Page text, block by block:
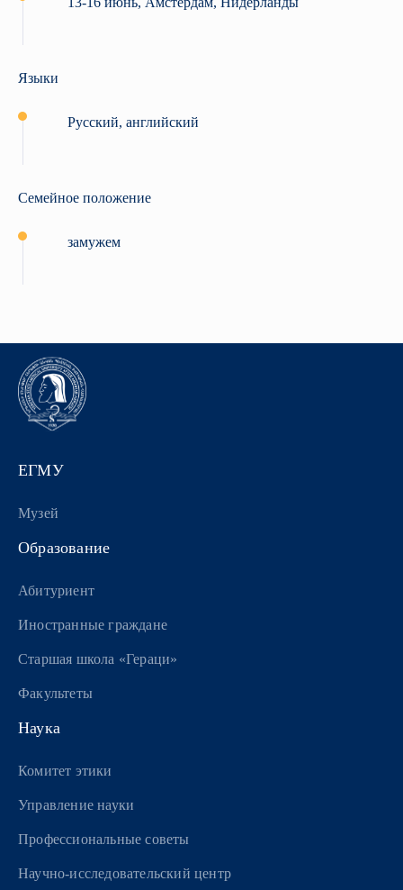
Языки
Pусский, английский
Семейное положение
замужем
ЕГМУ
Музей
Образование
Абитуриент
Иностранные граждане
Старшая школа «Гераци»
Факультеты
Наука
Комитет этики
Управление науки
Профессиональные советы
Научно-исследовательский центр